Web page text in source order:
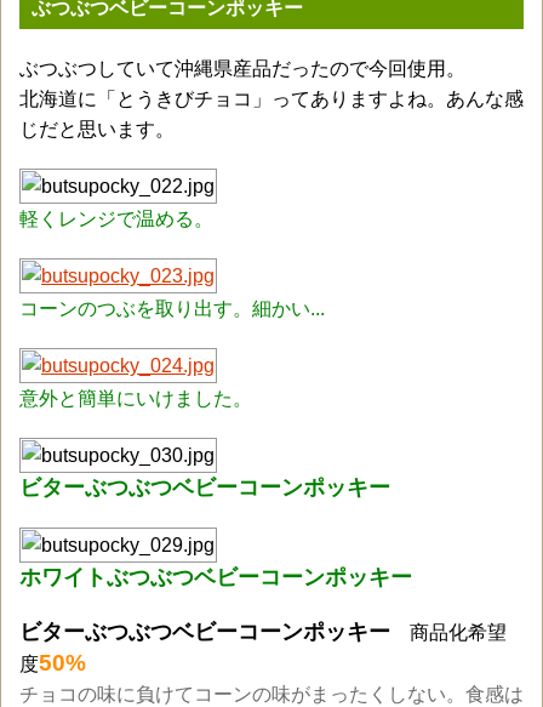
ぶつぶつベビーコーンポッキー
ぶつぶつしていて沖縄県産品だったので今回使用。
北海道に「とうきびチョコ」ってありますよね。あんな感
じだと思います。
軽くレンジで温める。
コーンのつぶを取り出す。細かい...
意外と簡単にいけました。
ビターぶつぶつベビーコーンポッキー
ホワイトぶつぶつベビーコーンポッキー
ビターぶつぶつベビーコーンポッキー 商品化希望
度50%
チョコの味に負けてコーンの味がまったくしない。食感は